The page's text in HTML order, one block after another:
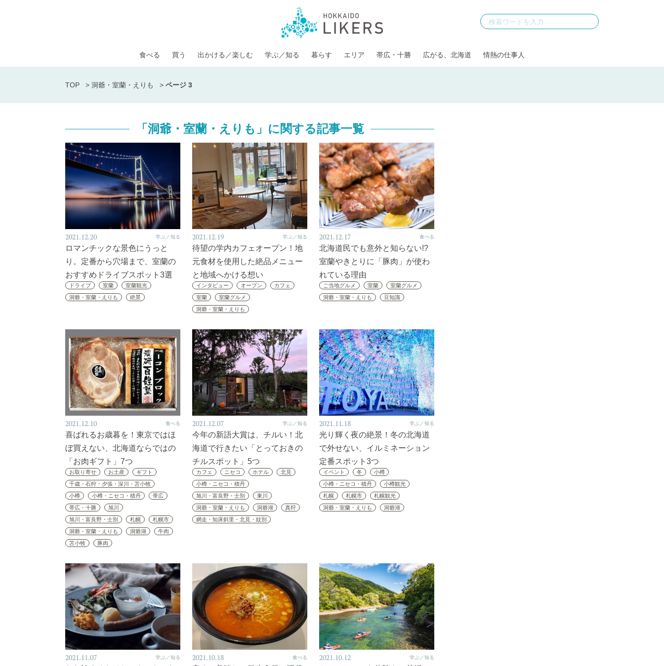
食べる 買う 出かける／楽しむ 学ぶ／知る 暮らす エリア 帯広・十勝 広がる、北海道 情熱の仕事人
TOP > 洞爺・室蘭・えりも > ページ 3
「洞爺・室蘭・えりも」に関する記事一覧
2021.12.20 学ぶ／知る
ロマンチックな景色にうっと
り。定番から穴場まで、室蘭の
おすすめドライブスポット3選
ドライブ 室蘭
室蘭観光
洞爺・室蘭・えりも
絶景
2021.12.19 学ぶ／知る
待望の学内カフェオープン！地
元食材を使用した絶品メニュー
と地域へかける想い
インタビュー オープン
カフェ
室蘭
室蘭グルメ
洞爺・室蘭・えりも
2021.12.17 食べる
北海道民でも意外と知らない!?
室蘭やきとりに「豚肉」が使わ
れている理由
ご当地グルメ 室蘭
室蘭グルメ
洞爺・室蘭・えりも
豆知識
2021.12.10 食べる
喜ばれるお歳暮を！東京ではほ
ぼ買えない、北海道ならではの
「お肉ギフト」7つ
お取り寄せ お土産
ギフト
千歳・石狩・夕張・深川・苫小牧
小樽
小樽・ニセコ・積丹
帯広
帯広・十勝
旭川
旭川・富良野・士別
札幌
札幌市
洞爺・室蘭・えりも
洞爺湖
牛肉
苫小牧
豚肉
2021.12.07 学ぶ／知る
今年の新語大賞は、チルい！北
海道で行きたい「とっておきの
チルスポット」5つ
カフェ ニセコ ホテル
北見
小樽・ニセコ・積丹
旭川・富良野・士別
東川
洞爺・室蘭・えりも
洞爺湖
真狩
網走・知床斜里・北見・紋別
2021.11.18 学ぶ／知る
光り輝く夜の絶景！冬の北海道
で外せない、イルミネーション
定番スポット3つ
イベント 冬
小樽
小樽・ニセコ・積丹
小樽観光
札幌
札幌市
札幌観光
洞爺・室蘭・えりも
洞爺湖
2021.11.07 学ぶ／知る 2021.10.18 食べる 2021.10.12 学ぶ／知る